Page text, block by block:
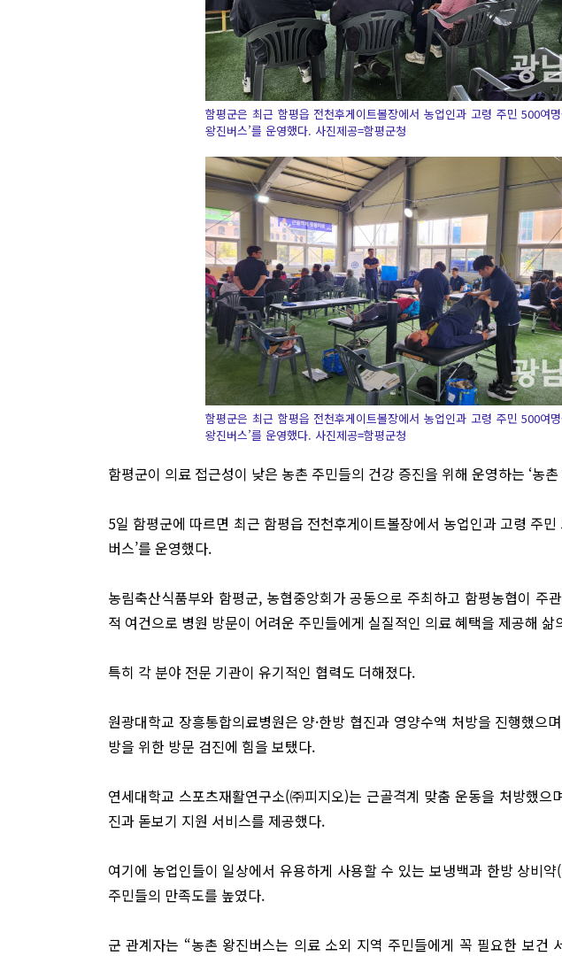
함평군은 최근 함평읍 전천후게이트볼장에서 농업인과 고령 주민 500여
왕진버스’를 운영했다. 사진제공=함평군청
함평군은 최근 함평읍 전천후게이트볼장에서 농업인과 고령 주민 500여
왕진버스’를 운영했다. 사진제공=함평군청
함평군이 의료 접근성이 낮은 농촌 주민들의 건강 증진을 위해 운영하는 ‘농
5일 함평군에 따르면 최근 함평읍 전천후게이트볼장에서 농업인과 고령 주
버스’를 운영했다.
농림축산식품부와 함평군, 농협중앙회가 공동으로 주최하고 함평농협이 주
적 여건으로 병원 방문이 어려운 주민들에게 실질적인 의료 혜택을 제공해
특히 각 분야 전문 기관이 유기적인 협력도 더해졌다.
원광대학교 장흥통합의료병원은 양·한방 협진과 영양수액 처방을 진행했으
방을 위한 방문 검진에 힘을 보탰다.
연세대학교 스포츠재활연구소(㈜피지오)는 근골격계 맞춤 운동을 처방했으
진과 돋보기 지원 서비스를 제공했다.
여기에 농업인들이 일상에서 유용하게 사용할 수 있는 보냉백과 한방 상비
주민들의 만족도를 높였다.
군 관계자는 “농촌 왕진버스는 의료 소외 지역 주민들에게 꼭 필요한 보건